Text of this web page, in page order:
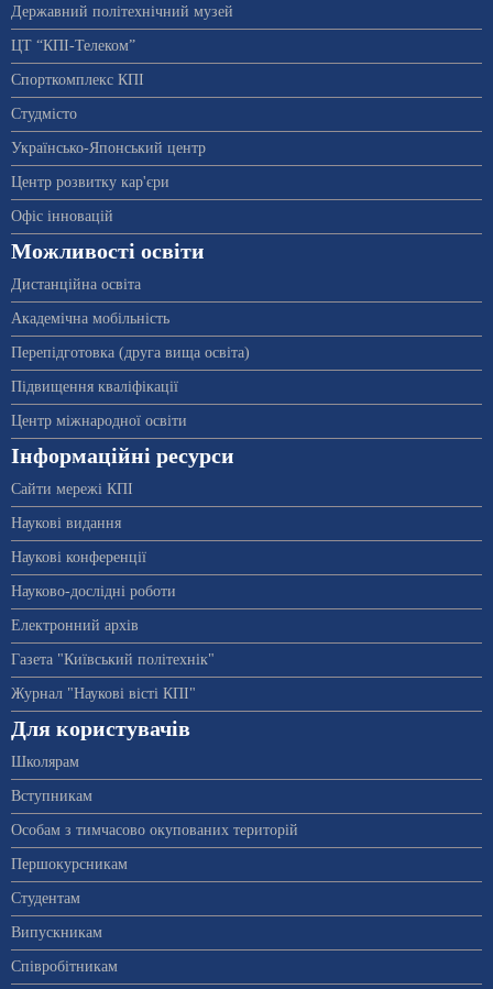
Державний політехнічний музей
ЦТ “КПІ-Телеком”
Спорткомплекс КПІ
Студмісто
Українсько-Японський центр
Центр розвитку кар'єри
Офіс інновацій
Можливості освіти
Дистанційна освіта
Академічна мобільність
Перепідготовка (друга вища освіта)
Підвищення кваліфікації
Центр міжнародної освіти
Інформаційні ресурси
Сайти мережі КПІ
Наукові видання
Наукові конференції
Науково-дослідні роботи
Електронний архів
Газета "Київський політехнік"
Журнал "Наукові вісті КПІ"
Для користувачів
Школярам
Вступникам
Особам з тимчасово окупованих територій
Першокурсникам
Студентам
Випускникам
Співробітникам